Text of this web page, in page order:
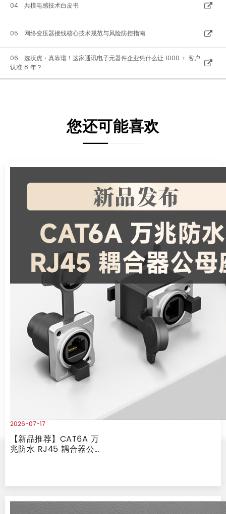
04 共模电感技术白皮书
05 网络变压器接线核心技术规范与风险防控指南
06 选沃虎・真靠谱！这家通讯电子元器件企业凭什么让 1000 + 客户
认准 8 年？
您还可能喜欢
2026-07-17
【新品推荐】CAT6A 万
兆防水 RJ45 耦合器公母
座